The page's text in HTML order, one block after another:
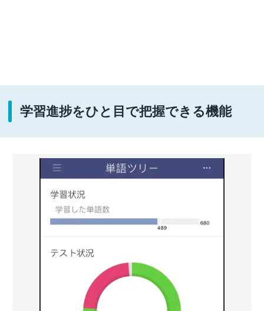
学習進捗をひと目で把握できる機能